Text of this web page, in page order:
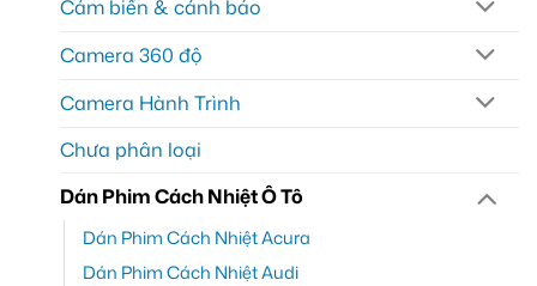
Cảm biến & cảnh báo
Camera 360 độ
Camera Hành Trình
Chưa phân loại
Dán Phim Cách Nhiệt Ô Tô
Dán Phim Cách Nhiệt Acura
Dán Phim Cách Nhiệt Audi